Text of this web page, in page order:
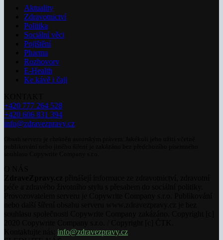
Aktuality
Zdravotnictví
Politika
Sociální věci
Pojištění
Pharma
Rozhovory
E-Health
Ke kávě i čaji
+420 777 264 528
+420 606 831 394
info@zdravezpravy.cz
info@zdravezpravy.cz